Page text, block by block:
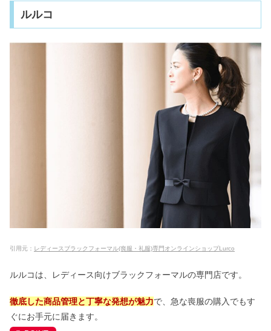
ルルコ
引用元： レディースブラックフォーマル(喪服・礼服)専門オンラインショップLurco
ルルコは、レディース向けブラックフォーマルの専門店です。
徹底した商品管理と丁寧な発想が魅力で、急な喪服の購入でもす
ぐにお手元に届きます。